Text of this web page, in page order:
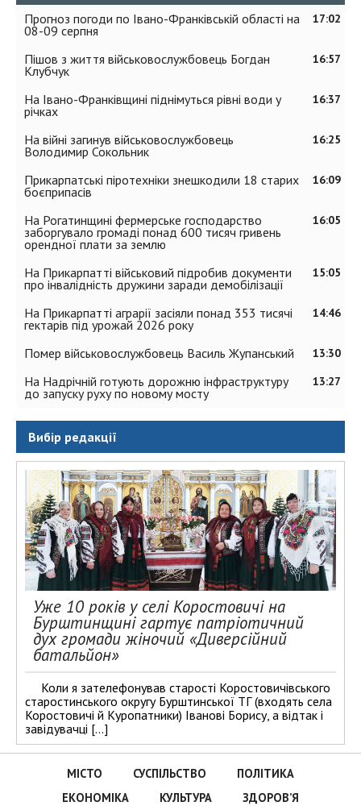
17:02
Прогноз погоди по Івано-Франківській області на
08-09 серпня
16:57
Пішов з життя військовослужбовець Богдан
Клубчук
16:37
На Івано-Франківщині піднімуться рівні води у
річках
16:25
На війні загинув військовослужбовець
Володимир Сокольник
16:09
Прикарпатські піротехніки знешкодили 18 старих
боєприпасів
16:05
На Рогатинщині фермерське господарство
заборгувало громаді понад 600 тисяч гривень
орендної плати за землю
15:05
На Прикарпатті військовий підробив документи
про інвалідність дружини заради демобілізації
14:46
На Прикарпатті аграрії засіяли понад 353 тисячі
гектарів під урожай 2026 року
13:30
Помер військовослужбовець Василь Жупанський
13:27
На Надрічній готують дорожню інфраструктуру
до запуску руху по новому мосту
Вибір редакції
Уже 10 років у селі Коростовичі на
Бурштинщині гартує патріотичний
дух громади жіночий «Диверсійний
батальйон»
Коли я зателефонував старості Коростовичівського
старостинського округу Бурштинської ТГ (входять села
Коростовичі й Куропатники) Іванові Борису, а відтак і
завідувачці […]
МІСТО СУСПІЛЬСТВО
ПОЛІТИКА
ЕКОНОМІКА
КУЛЬТУРА ЗДОРОВ’Я